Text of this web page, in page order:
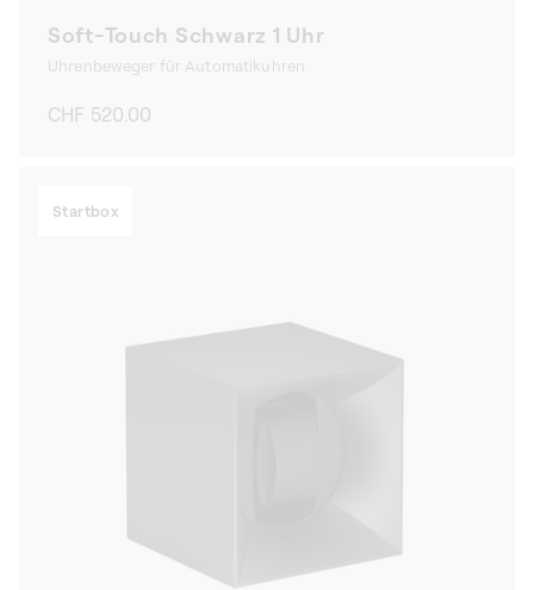
Soft-Touch Schwarz 1 Uhr
Uhrenbeweger für Automatikuhren
Normaler
CHF 520.00
Startbox